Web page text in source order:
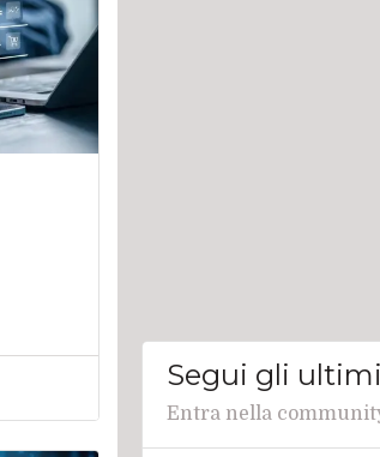
Segui gli
Entra nella